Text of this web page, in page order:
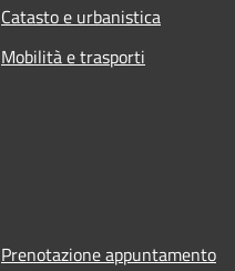
Catasto e urbanistica
Mobilità e trasporti
Prenotazione appuntamento